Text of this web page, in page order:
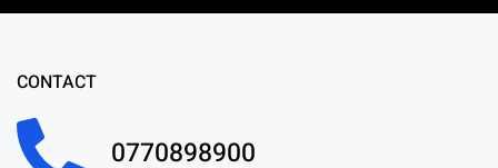
CONTACT
0770898900